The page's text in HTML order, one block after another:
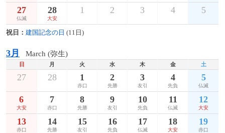
27
仏滅
28
大安
1 2 3 4 5
祝日： 建国記念の日 (11日)
3月 March (弥生)
日 月 火 水 木 金 土
27 28 1
赤口
2
先勝
3
友引
4
先負
5
仏滅
6
大安
7
赤口
8
先勝
9
友引
10
先負
11
仏滅
12
大安
13
赤口
14
先勝
15
友引
16
先負
17
仏滅
18
大安
19
赤口